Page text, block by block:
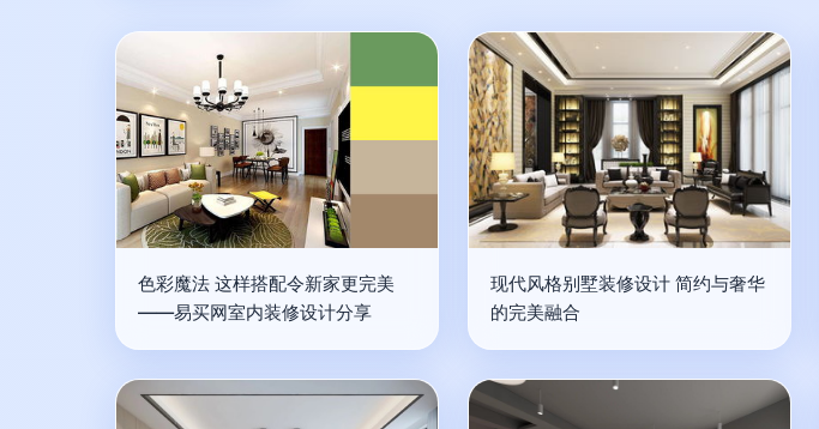
色彩魔法 这样搭配令新家更完美
——易买网室内装修设计分享
现代风格别墅装修设计 简约与奢华
的完美融合